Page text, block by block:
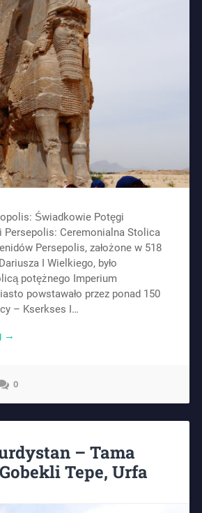
Świadkowie Potęgi
Persepolis: Ceremonialna Stolica
Persepolis, założone w 518
I Wielkiego, było
potężnego Imperium
powstawało przez ponad 150
– Kserkses I…
→
0
– Tama
Tepe, Urfa